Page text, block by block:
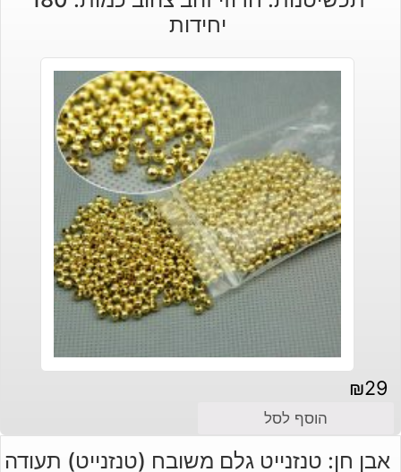
יחידות
₪29
הוסף לסל
אבן חן: טנזנייט גלם משובח (טנזנייט) תעודה